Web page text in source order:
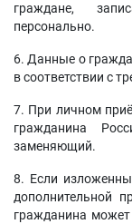
граждане,
персонально.
6. Данные о
в соответствии с
7. При личном
гражданина
заменяющий.
8. Если
дополнительной
гражданина